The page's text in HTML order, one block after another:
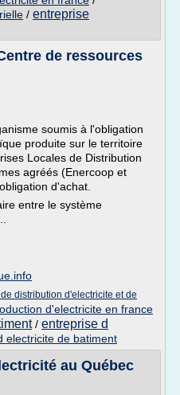
/ entreprise
de ressources
soumis à l'obligation
produite sur le territoire
Locales de Distribution
agréés (Enercoop et
d'achat.
entre le système
distribution d'electricite et de
d'electricite en france
/ entreprise d
electricite de batiment
au Québec